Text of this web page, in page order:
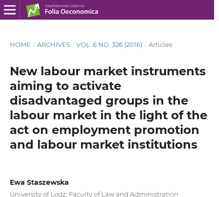
HOME / ARCHIVES / VOL. 6 NO. 326 (2016) / Articles
New labour market instruments
aiming to activate
disadvantaged groups in the
labour market in the light of the
act on employment promotion
and labour market institutions
Ewa Staszewska
University of Lodz, Faculty of Law and Administration